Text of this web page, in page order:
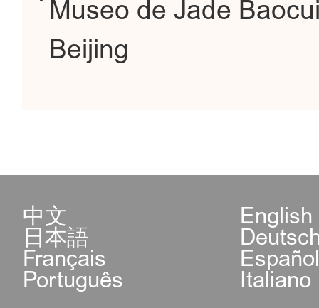
Museo de Jade
Beijing
中文 English
日本語
Français
Português Italiano